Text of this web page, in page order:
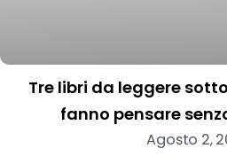
Tre libri da leggere
fanno pensare
Agosto 2,